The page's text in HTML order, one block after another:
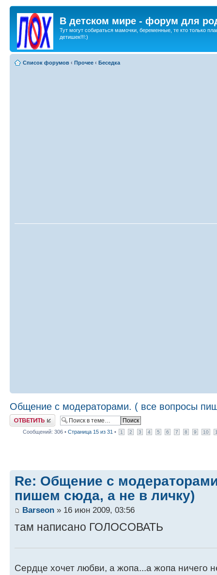
В детском мире - форум для
Тут могут собираться мамочки, беременные, те кто только
детишек!!!:)
Список форумов ‹ Прочее ‹ Беседка
Общение с модераторами. ( все вопросы
Ответить
Сообщений: 306 • Страница 15 из 31 • 1 2 3 4 5 6 7 8 9 10
Re: Общение с
пишем сюда, а не в личку)
Barseon » 16 июн 2009, 03:56
там написано ГОЛОСОВАТЬ
Сердце хочет любви, а жопа...а жопа ничего